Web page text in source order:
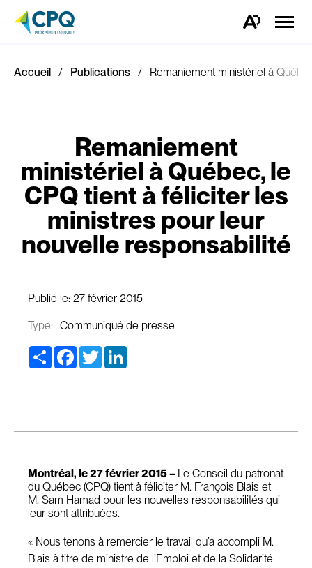
Ouvrez
d'accessibilité.
la
Accueil Publications Remaniement ministériel à
Remaniement
ministériel à Québec, le
CPQ tient à féliciter les
ministres pour leur
nouvelle responsabilité
Publié le: 27 février 2015
Type: Communiqué de presse
Share Facebook
Twitter
Montréal, le 27 février 2015 – Le Conseil du patronat
du Québec (CPQ) tient à féliciter M. François Blais et
M. Sam Hamad pour les nouvelles responsabilités qui
leur sont attribuées.
« Nous tenons à remercier le travail qu’a accompli M.
Blais à titre de ministre de l’Emploi et de la Solidarité